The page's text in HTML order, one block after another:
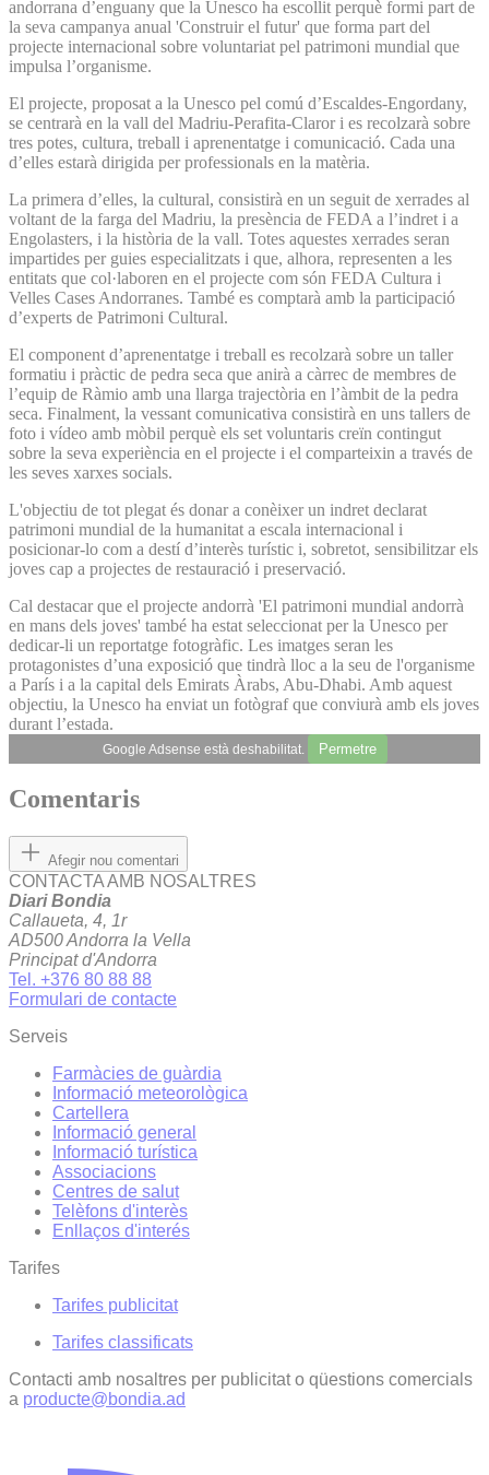
andorrana d’enguany que la Unesco ha escollit perquè formi part de
la seva campanya anual 'Construir el futur' que forma part del
projecte internacional sobre voluntariat pel patrimoni mundial que
impulsa l’organisme.
El projecte, proposat a la Unesco pel comú d’Escaldes-Engordany,
se centrarà en la vall del Madriu-Perafita-Claror i es recolzarà sobre
tres potes, cultura, treball i aprenentatge i comunicació. Cada una
d’elles estarà dirigida per professionals en la matèria.
La primera d’elles, la cultural, consistirà en un seguit de xerrades al
voltant de la farga del Madriu, la presència de FEDA a l’indret i a
Engolasters, i la història de la vall. Totes aquestes xerrades seran
impartides per guies especialitzats i que, alhora, representen a les
entitats que col·laboren en el projecte com són FEDA Cultura i
Velles Cases Andorranes. També es comptarà amb la participació
d’experts de Patrimoni Cultural.
El component d’aprenentatge i treball es recolzarà sobre un taller
formatiu i pràctic de pedra seca que anirà a càrrec de membres de
l’equip de Ràmio amb una llarga trajectòria en l’àmbit de la pedra
seca. Finalment, la vessant comunicativa consistirà en uns tallers de
foto i vídeo amb mòbil perquè els set voluntaris creïn contingut
sobre la seva experiència en el projecte i el comparteixin a través de
les seves xarxes socials.
L'objectiu de tot plegat és donar a conèixer un indret declarat
patrimoni mundial de la humanitat a escala internacional i
posicionar-lo com a destí d’interès turístic i, sobretot, sensibilitzar els
joves cap a projectes de restauració i preservació.
Cal destacar que el projecte andorrà 'El patrimoni mundial andorrà
en mans dels joves' també ha estat seleccionat per la Unesco per
dedicar-li un reportatge fotogràfic. Les imatges seran les
protagonistes d’una exposició que tindrà lloc a la seu de l'organisme
a París i a la capital dels Emirats Àrabs, Abu-Dhabi. Amb aquest
objectiu, la Unesco ha enviat un fotògraf que conviurà amb els joves
durant l’estada.
Google Adsense està deshabilitat. Permetre
Comentaris
Afegir nou comentari
CONTACTA AMB NOSALTRES
Diari Bondia
Callaueta, 4, 1r
AD500 Andorra la Vella
Principat d'Andorra
Tel. +376 80 88 88
Formulari de contacte
Serveis
Farmàcies de guàrdia
Informació meteorològica
Cartellera
Informació general
Informació turística
Associacions
Centres de salut
Telèfons d'interès
Enllaços d'interés
Tarifes
Tarifes publicitat
Tarifes classificats
Contacti amb nosaltres per publicitat o qüestions comercials
a producte@bondia.ad